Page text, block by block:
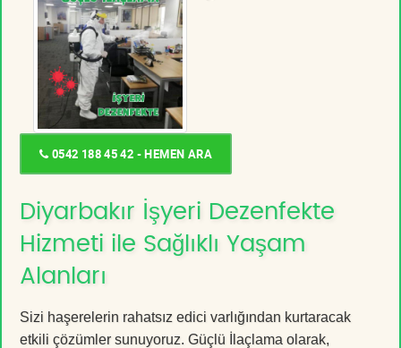
0542 188 45 42 - HEMEN ARA
Diyarbakır İşyeri Dezenfekte
Hizmeti ile Sağlıklı Yaşam
Alanları
Sizi haşerelerin rahatsız edici varlığından kurtaracak
etkili çözümler sunuyoruz. Güçlü İlaçlama olarak,